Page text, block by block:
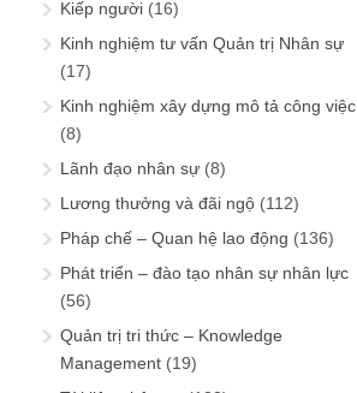
Kiếp người (16)
Kinh nghiệm tư vấn Quản trị Nhân sự
(17)
Kinh nghiệm xây dựng mô tả công việc
(8)
Lãnh đạo nhân sự (8)
Lương thưởng và đãi ngộ (112)
Pháp chế – Quan hệ lao động (136)
Phát triển – đào tạo nhân sự nhân lực
(56)
Quản trị tri thức – Knowledge
Management (19)